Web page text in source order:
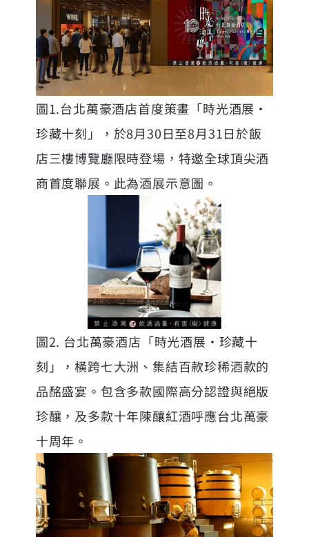
圖1.台北萬豪酒店首度策畫「時光酒展‧
珍藏十刻」，於8月30日至8月31日於飯
店三樓博覽廳限時登場，特邀全球頂尖酒
商首度聯展。此為酒展示意圖。
圖2. 台北萬豪酒店「時光酒展‧珍藏十
刻」，橫跨七大洲、集結百款珍稀酒款的
品酩盛宴。包含多款國際高分認證與絕版
珍釀，及多款十年陳釀紅酒呼應台北萬豪
十周年。